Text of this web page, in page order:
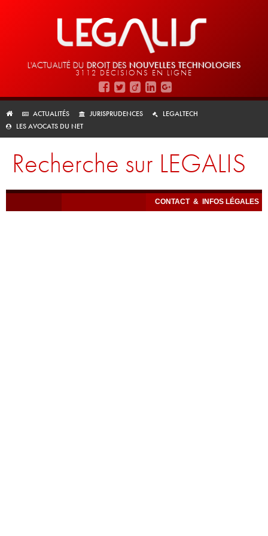
L'ACTUALITÉ DU DROIT DES NOUVELLES TECHNOLOGIES
3112 DÉCISIONS EN LIGNE
ACTUALITÉS JURISPRUDENCES
LEGALTECH
LES AVOCATS DU NET
Recherche sur LEGALIS
CONTACT & INFOS LÉGALES